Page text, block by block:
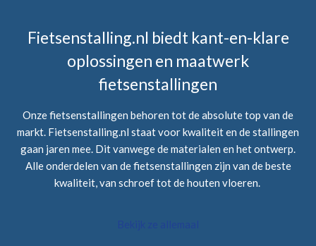
Fietsenstalling.nl biedt kant-en-klare
oplossingen en maatwerk
fietsenstallingen
Onze fietsenstallingen behoren tot de absolute top van de
markt. Fietsenstalling.nl staat voor kwaliteit en de stallingen
gaan jaren mee. Dit vanwege de materialen en het ontwerp.
Alle onderdelen van de fietsenstallingen zijn van de beste
kwaliteit, van schroef tot de houten vloeren.